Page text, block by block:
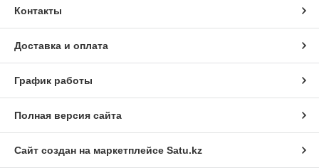
Контакты
Доставка и оплата
График работы
Полная версия сайта
Сайт создан на маркетплейсе Satu.kz